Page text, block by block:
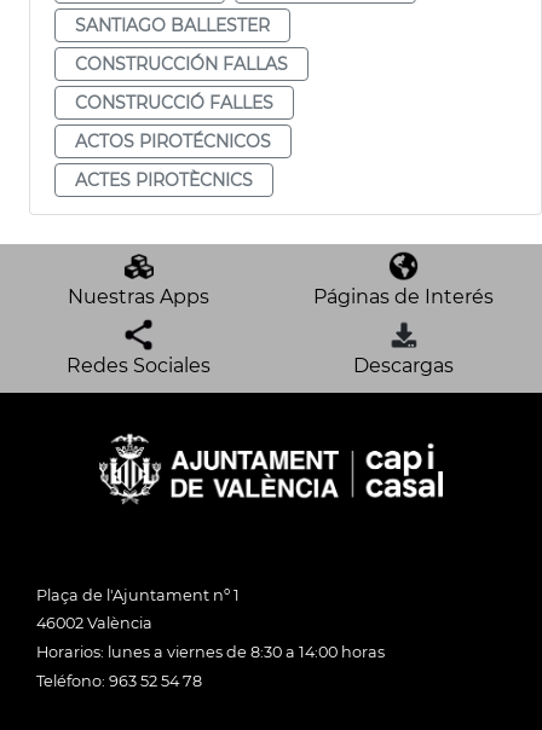
SANTIAGO BALLESTER
CONSTRUCCIÓN FALLAS
CONSTRUCCIÓ FALLES
ACTOS PIROTÉCNICOS
ACTES PIROTÈCNICS
Nuestras Apps Páginas de Interés
Redes Sociales Descargas
Plaça de l'Ajuntament nº 1
46002 València
Horarios: lunes a viernes de 8:30 a 14:00 horas
Teléfono: 963 52 54 78